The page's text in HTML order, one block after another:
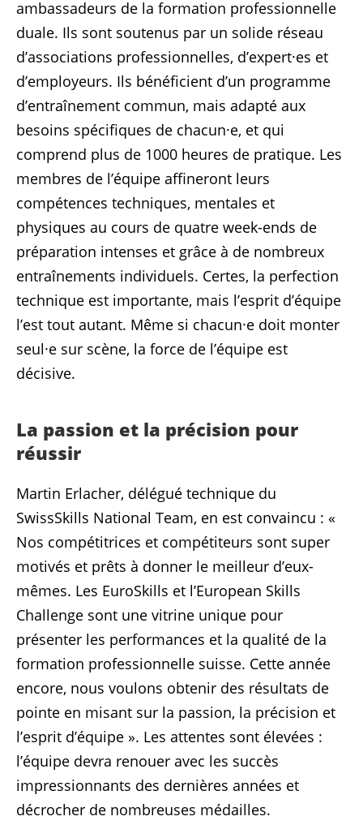
ambassadeurs de la formation professionnelle
duale. Ils sont soutenus par un solide réseau
d’associations professionnelles, d’expert·es et
d’employeurs. Ils bénéficient d’un programme
d’entraînement commun, mais adapté aux
besoins spécifiques de chacun·e, et qui
comprend plus de 1000 heures de pratique. Les
membres de l’équipe affineront leurs
compétences techniques, mentales et
physiques au cours de quatre week-ends de
préparation intenses et grâce à de nombreux
entraînements individuels. Certes, la perfection
technique est importante, mais l’esprit d’équipe
l’est tout autant. Même si chacun·e doit monter
seul·e sur scène, la force de l’équipe est
décisive.
La passion et la précision pour
réussir
Martin Erlacher, délégué technique du
SwissSkills National Team, en est convaincu : «
Nos compétitrices et compétiteurs sont super
motivés et prêts à donner le meilleur d’eux-
mêmes. Les EuroSkills et l’European Skills
Challenge sont une vitrine unique pour
présenter les performances et la qualité de la
formation professionnelle suisse. Cette année
encore, nous voulons obtenir des résultats de
pointe en misant sur la passion, la précision et
l’esprit d’équipe ». Les attentes sont élevées :
l’équipe devra renouer avec les succès
impressionnants des dernières années et
décrocher de nombreuses médailles.